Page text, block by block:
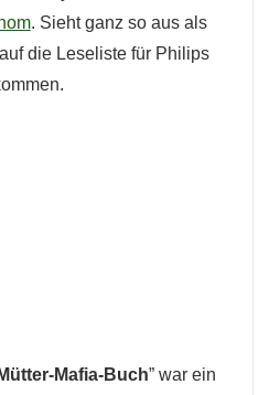
. Sieht ganz so aus als
die Leseliste für Philips
Mafia-Buch” war ein